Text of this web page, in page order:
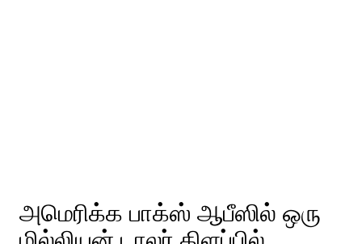
அமெரிக்க பாக்ஸ் ஆபீஸில் ஒரு